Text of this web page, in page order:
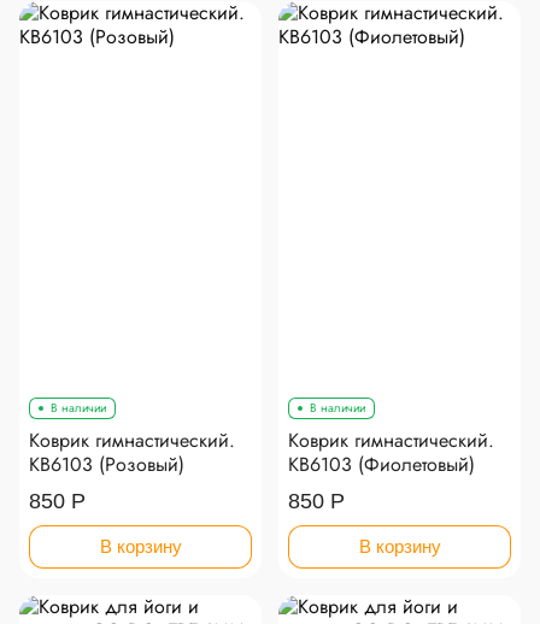
В наличии
Коврик гимнастический.
КВ6103 (Розовый)
850 Р
В корзину
В наличии
Коврик гимнастический.
КВ6103 (Фиолетовый)
850 Р
В корзину